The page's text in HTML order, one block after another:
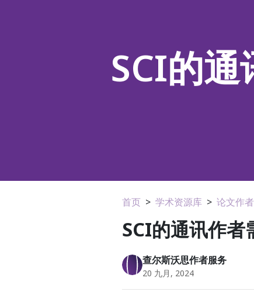
SCI的
首页 > 学术资源库 > 论文作
SCI的通讯作者
查尔斯沃思作者服务
20 九月, 2024